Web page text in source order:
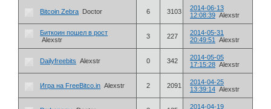
Bitcoin Zebra Doctor 6 3103
2014-06-13
12:08:39 Alexstr
Биткоин пошел в рост
Alexstr
3 227
2014-05-31
20:49:51
Alexstr
Dailyfreebits Alexstr 0 342
2014-05-05
17:15:28 Alexstr
Игра на FreeBitco.in Alexstr 2 2091
2014-04-25
13:39:14 Alexstr
2014-04-19